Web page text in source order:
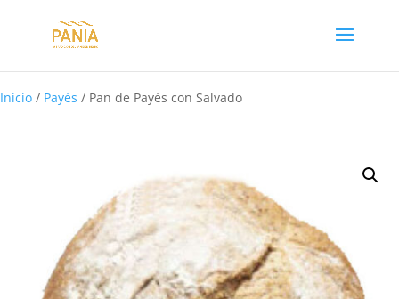
Inicio / Payés / Pan de Payés con Salvado